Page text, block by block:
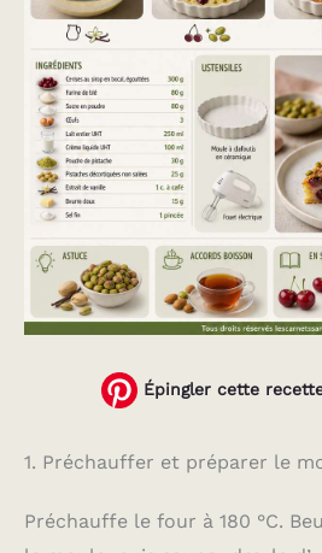
Épingler cette
1. Préchauffer et préparer le
Préchauffe le four à 180 °C.